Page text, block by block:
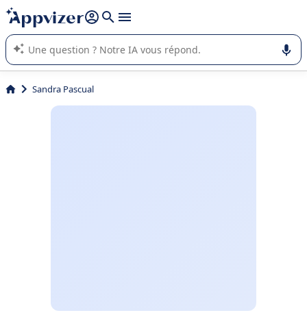
répondre (plusieurs lignes avec
L'IA de Appvizer vous guide dans l'utilisation ou la sélection de
logiciel SaaS en entreprise.
Sandra Pascual